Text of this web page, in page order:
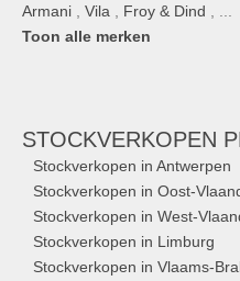
Armani
Vila Froy & Dind
Toon alle merken
STOCKVERKOPEN
Stockverkopen in Antwerpen
Stockverkopen in Oost-
Stockverkopen in West-
Stockverkopen in Limburg
Stockverkopen in Vlaams-